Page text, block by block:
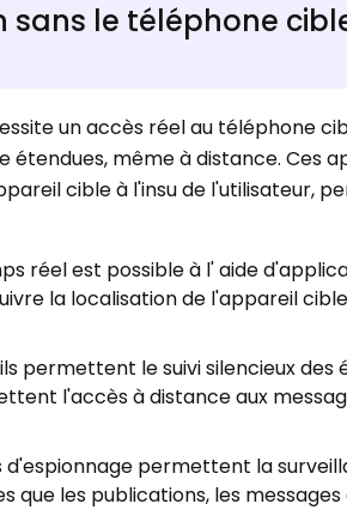
le téléphone
un accès réel au téléphone
même à distance. Ces
cible à l'insu de l'utilisateur,
réel est possible à l' aide
la localisation de l'appareil
permettent le suivi silencieux des
l'accès à distance aux
d'espionnage permettent la
que les publications, les